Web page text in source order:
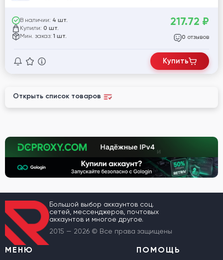
В наличии: 4 шт.
Купили: 0 шт.
Мин. заказ: 1 шт.
217.72 ₽
0 отзывов
Купить
Открыть список товаров
Большой выбор аккаунтов соц.
сетей, мессенджеров, почтовых
аккаунтов и многое другое.
2015 — 2026 © Все права защищены
МЕНЮ ПОМОЩЬ